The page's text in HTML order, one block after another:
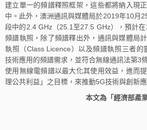
建立單一的頻譜釋照框架，這些都將納入現
中。此外，澳洲通訊與媒體局於2019年10月
段中的2.4 GHz（25.1至27.5 GHz），預計
頻譜執照，除了頻譜釋出外，通訊與媒體局
執照（Class Licence）以及頻譜執照三者的
技術應用的頻譜需求，並符合無線通訊法第3
使用無線電頻譜以最大化其使用效益，進而
理公共利益」之目標，來推動5G技術與創新
本文為「經濟部產